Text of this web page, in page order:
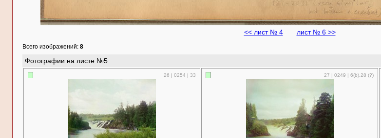
<< лист № 4 лист № 6 >>
Всего изображений: 8
Фотографии на листе №5
26 | 0254 | 33 27 | 0249 | 6(b).28 (?)